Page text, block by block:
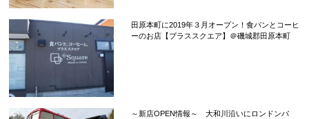
田原本町に2019年３月オープン！食パンとコーヒ
ーのお店【プラススクエア】＠磯城郡田原本町
～新店OPEN情報～ 大和川沿いにロンドンバ